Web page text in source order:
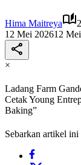
Hima Maitreya
12 Mei 202612
×
Ladang Farm
Cetak Young
Baking”
Sebarkan artikel ini